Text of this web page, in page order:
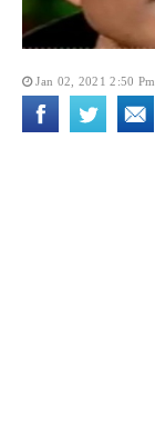
Jan 02, 2021 2:50 Pm